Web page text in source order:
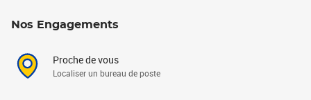
Nos Engagements
Proche de vous
Localiser un bureau de poste